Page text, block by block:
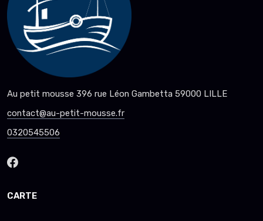
Au petit mousse 396 rue Léon Gambetta 59000 LILLE
contact@au-petit-mousse.fr
0320545506
CARTE